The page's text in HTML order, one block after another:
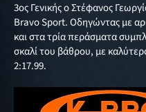
3ος Γενικής ο Στέφανος
Bravo Sport. Οδηγώντας με
και στα τρία περάσματα
σκαλί του βάθρου, με
2:17.99.